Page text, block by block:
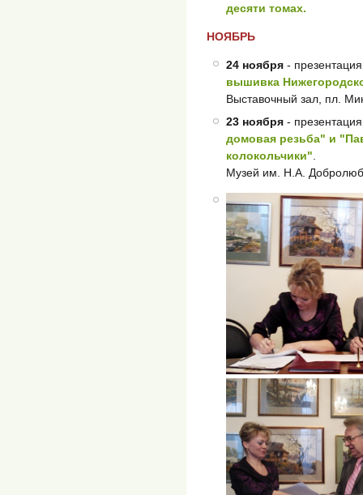
десяти томах.
НОЯБРЬ
24 ноября -
вышивка
Выставочный зал, пл.
23 ноября -
домовая резьба" и
колокольчики".
Музей им. Н.А.